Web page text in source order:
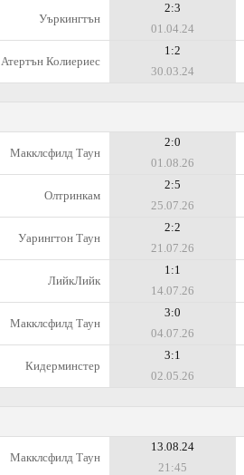
Уъркингтън
2:3
01.04.24
Атертън Колиериес
1:2
30.03.24
Макклсфилд Таун
2:0
01.08.26
Олтринкам
2:5
25.07.26
Уарингтон Таун
2:2
21.07.26
ЛийкЛийк
1:1
14.07.26
Макклсфилд Таун
3:0
04.07.26
Кидерминстер
3:1
02.05.26
Макклсфилд Таун
13.08.24
21:45